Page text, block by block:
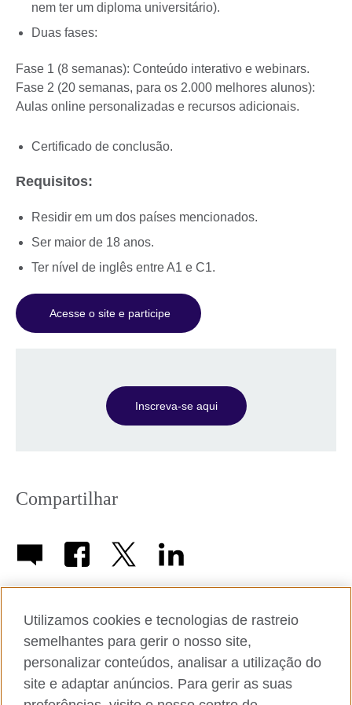
nem ter um diploma universitário).
Duas fases:
Fase 1 (8 semanas): Conteúdo interativo e webinars.
Fase 2 (20 semanas, para os 2.000 melhores alunos):
Aulas online personalizadas e recursos adicionais.
Certificado de conclusão.
Requisitos:
Residir em um dos países mencionados.
Ser maior de 18 anos.
Ter nível de inglês entre A1 e C1.
Acesse o site e participe
Inscreva-se aqui
Compartilhar
Sobre o British Council nas Américas
Trabalhe conosco
Utilizamos cookies e tecnologias de rastreio
semelhantes para gerir o nosso site,
personalizar conteúdos, analisar a utilização do
site e adaptar anúncios. Para gerir as suas